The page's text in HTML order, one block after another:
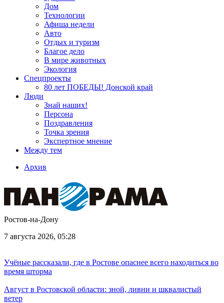
Дом
Технологии
Афиша недели
Авто
Отдых и туризм
Благое дело
В мире животных
Экология
Спецпроекты
80 лет ПОБЕДЫ! Донской край
Люди
Знай наших!
Персона
Поздравления
Точка зрения
Экспертное мнение
Между тем
Архив
Ростов-на-Дону
7 августа 2026, 05:28
Учёные рассказали, где в Ростове опаснее всего находиться во
время шторма
Август в Ростовской области: зной, ливни и шквалистый
ветер